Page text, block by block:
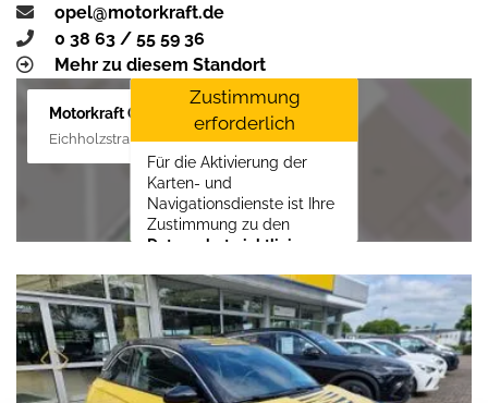
opel@motorkraft.de
0 38 63 / 55 59 36
Mehr zu diesem Standort
Motorkraft GmbH
Eichholzstraße 88, 19089 Crivitz
Zustimmung
erforderlich
Für die Aktivierung der
Karten- und
Navigationsdienste ist Ihre
Zustimmung zu den
Datenschutzrichtlinien
LLCerforderlich.
Zustimmen und
aktivieren